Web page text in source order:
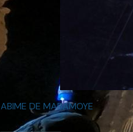
ABIME DE MARAMOYE